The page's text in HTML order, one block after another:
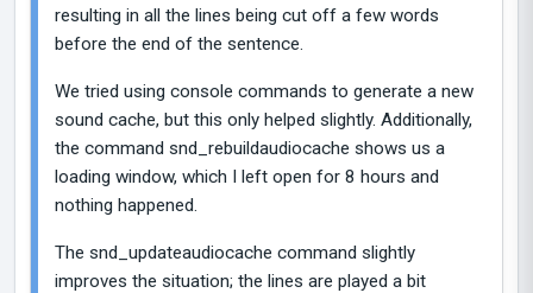
resulting in all the lines being cut off a few words
before the end of the sentence.
We tried using console commands to generate a new
sound cache, but this only helped slightly. Additionally,
the command snd_rebuildaudiocache shows us a
loading window, which I left open for 8 hours and
nothing happened.
The snd_updateaudiocache command slightly
improves the situation; the lines are played a bit